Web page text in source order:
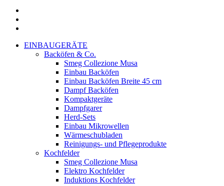
Menu
Close
EINBAUGERÄTE
Backöfen & Co.
Smeg Collezione Musa
Einbau Backöfen
Einbau Backöfen Breite 45 cm
Dampf Backöfen
Kompaktgeräte
Dampfgarer
Herd-Sets
Einbau Mikrowellen
Wärmeschubladen
Reinigungs- und Pflegeprodukte
Kochfelder
Smeg Collezione Musa
Elektro Kochfelder
Induktions Kochfelder